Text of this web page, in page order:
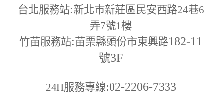
台北服務站:新北市新莊區民安西路24巷6
弄7號1樓
竹苗服務站:苗栗縣頭份市東興路182-11
號3F
24H服務專線:02-2206-7333